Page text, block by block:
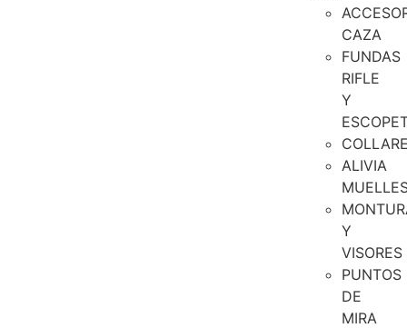
CAZA
FUNDAS
RIFLE
Y
ALIVIA
Y
VISORES
PUNTOS
DE
MIRA